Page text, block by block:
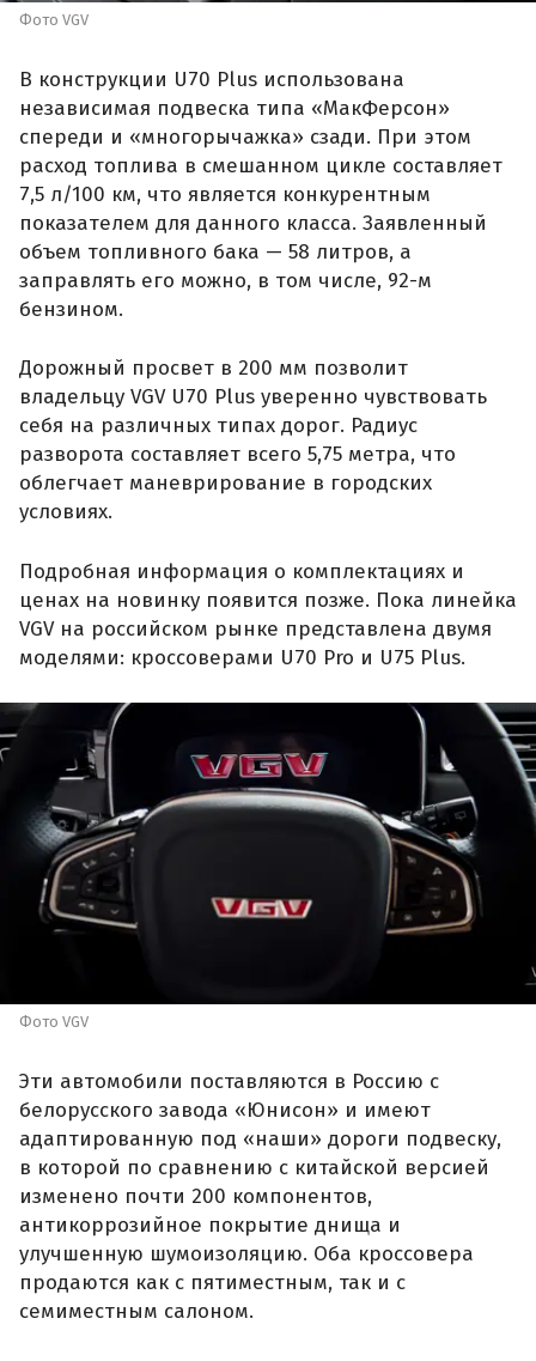
Фото VGV
В конструкции U70 Plus использована
независимая подвеска типа «МакФерсон»
спереди и «многорычажка» сзади. При этом
расход топлива в смешанном цикле составляет
7,5 л/100 км, что является конкурентным
показателем для данного класса. Заявленный
объем топливного бака — 58 литров, а
заправлять его можно, в том числе, 92-м
бензином.
Дорожный просвет в 200 мм позволит
владельцу VGV U70 Plus уверенно чувствовать
себя на различных типах дорог. Радиус
разворота составляет всего 5,75 метра, что
облегчает маневрирование в городских
условиях.
Подробная информация о комплектациях и
ценах на новинку появится позже. Пока линейка
VGV на российском рынке представлена двумя
моделями: кроссоверами U70 Pro и U75 Plus.
Фото VGV
Эти автомобили поставляются в Россию с
белорусского завода «Юнисон» и имеют
адаптированную под «наши» дороги подвеску,
в которой по сравнению с китайской версией
изменено почти 200 компонентов,
антикоррозийное покрытие днища и
улучшенную шумоизоляцию. Оба кроссовера
продаются как с пятиместным, так и с
семиместным салоном.